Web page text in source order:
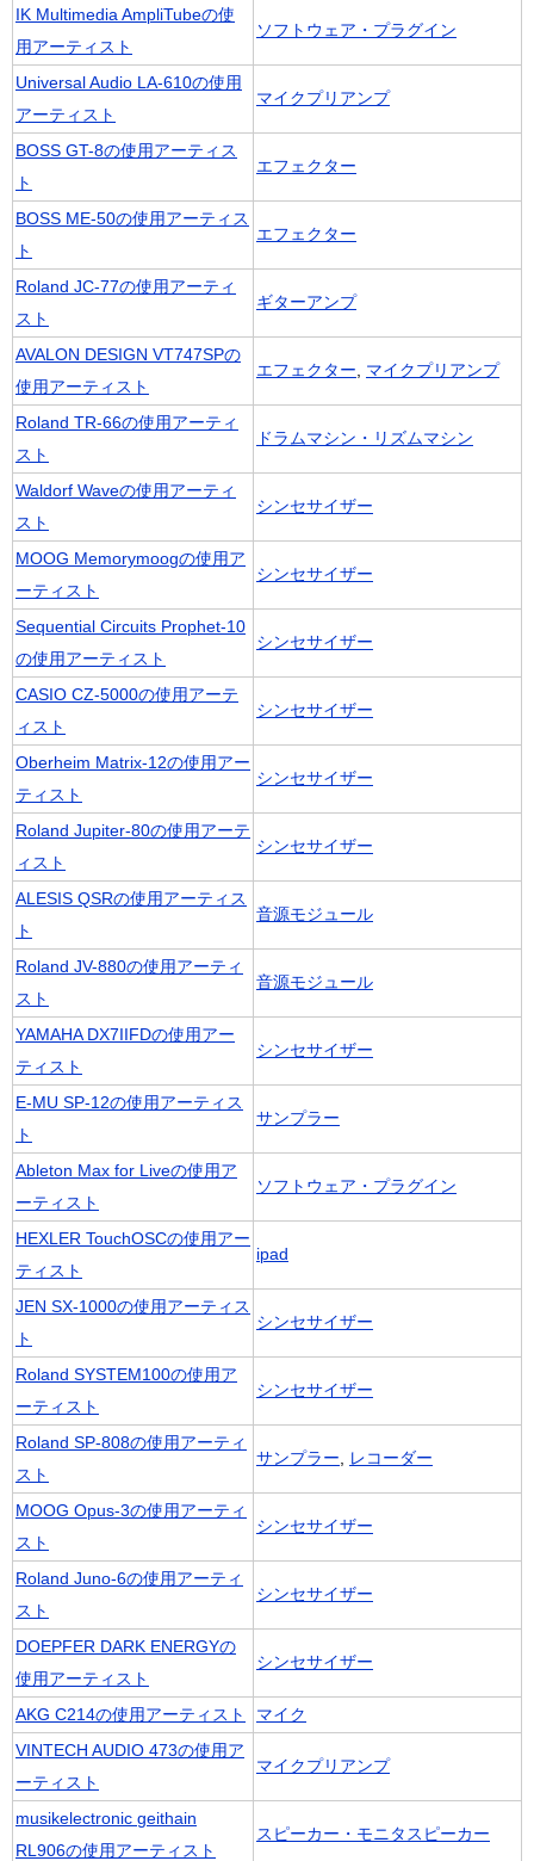
IK Multimedia AmpliTubeの使
用アーティスト
ソフトウェア・プラグイン
Universal Audio LA-610の使用
アーティスト
マイクプリアンプ
BOSS GT-8の使用アーティス
ト
エフェクター
BOSS ME-50の使用アーティス
ト
エフェクター
Roland JC-77の使用アーティ
スト
ギターアンプ
AVALON DESIGN VT747SPの
使用アーティスト
エフェクター, マイクプリアンプ
Roland TR-66の使用アーティ
スト
ドラムマシン・リズムマシン
Waldorf Waveの使用アーティ
スト
シンセサイザー
MOOG Memorymoogの使用ア
ーティスト
シンセサイザー
Sequential Circuits Prophet-10
の使用アーティスト
シンセサイザー
CASIO CZ-5000の使用アーテ
ィスト
シンセサイザー
Oberheim Matrix-12の使用アー
ティスト
シンセサイザー
Roland Jupiter-80の使用アーテ
ィスト
シンセサイザー
ALESIS QSRの使用アーティス
ト
音源モジュール
Roland JV-880の使用アーティ
スト
音源モジュール
YAMAHA DX7IIFDの使用アー
ティスト
シンセサイザー
E-MU SP-12の使用アーティス
ト
サンプラー
Ableton Max for Liveの使用ア
ーティスト
ソフトウェア・プラグイン
HEXLER TouchOSCの使用アー
ティスト
ipad
JEN SX-1000の使用アーティス
ト
シンセサイザー
Roland SYSTEM100の使用ア
ーティスト
シンセサイザー
Roland SP-808の使用アーティ
スト
サンプラー, レコーダー
MOOG Opus-3の使用アーティ
スト
シンセサイザー
Roland Juno-6の使用アーティ
スト
シンセサイザー
DOEPFER DARK ENERGYの
使用アーティスト
シンセサイザー
AKG C214の使用アーティスト
マイク
VINTECH AUDIO 473の使用ア
ーティスト
マイクプリアンプ
musikelectronic geithain
RL906の使用アーティスト
スピーカー・モニタスピーカー